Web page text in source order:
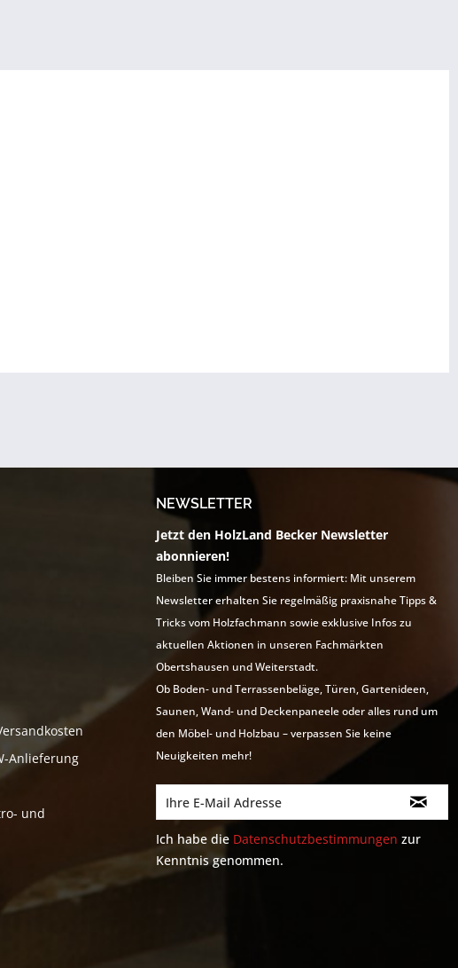
Anlieferung
und
NEWSLETTER
Jetzt den HolzLand Becker Newsletter
abonnieren!
Bleiben Sie immer bestens informiert: Mit unserem
Newsletter erhalten Sie regelmäßig praxisnahe Tipps &
Tricks vom Holzfachmann sowie exklusive Infos zu
aktuellen Aktionen in unseren Fachmärkten
Obertshausen und Weiterstadt.
Ob Boden- und Terrassenbeläge, Türen, Gartenideen,
Saunen, Wand- und Deckenpaneele oder alles rund um
den Möbel- und Holzbau – verpassen Sie keine
Neuigkeiten mehr!
Ich habe die Datenschutzbestimmungen zur
Kenntnis genommen.